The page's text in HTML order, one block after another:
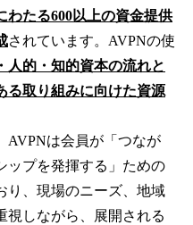
わたる600以上の資金提供
されています。AVPNの使
人的・知的資本の流れと
る取り組みに向けた資源
AVPNは会員が「つなが
ップを発揮する」ための
り、現場のニーズ、地域
視しながら、展開される